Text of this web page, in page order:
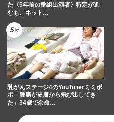
た〈5年前の番組出演者〉特定が進
むも、ネット…
乳がんステージ4のYouTuberミミポ
ポ「腫瘍が皮膚から飛び出してき
た」34歳で余命…